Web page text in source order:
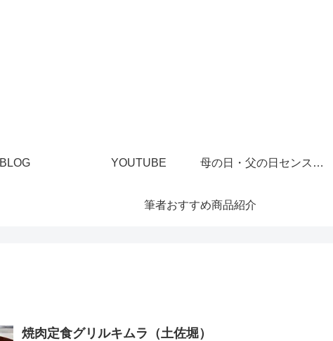
BLOG YOUTUBE 母の日・父の日センスあるプレゼント
筆者おすすめ商品紹介
焼肉定食グリルキムラ（土佐堀）